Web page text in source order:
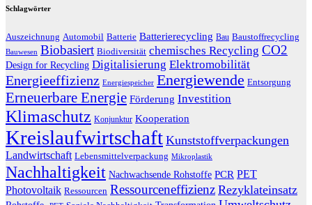
Schlagwörter
Auszeichnung Automobil Batterie Batterierecycling Bau Baustoffrecycling
Bauwesen Biobasiert Biodiversität chemisches Recycling CO2
Design for Recycling Digitalisierung Elektromobilität
Energieeffizienz Energiespeicher Energiewende Entsorgung
Erneuerbare Energie Förderung Investition
Klimaschutz Konjunktur Kooperation
Kreislaufwirtschaft Kunststoffverpackungen
Landwirtschaft Lebensmittelverpackung Mikroplastik
Nachhaltigkeit Nachwachsende Rohstoffe PCR PET
Photovoltaik Ressourcen Ressourceneffizienz Rezyklateinsatz